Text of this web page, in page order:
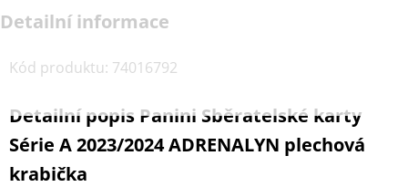
Detailní informace
Kód produktu: 74016792
Detailní popis Panini Sběratelské karty
Série A 2023/2024 ADRENALYN plechová
krabička